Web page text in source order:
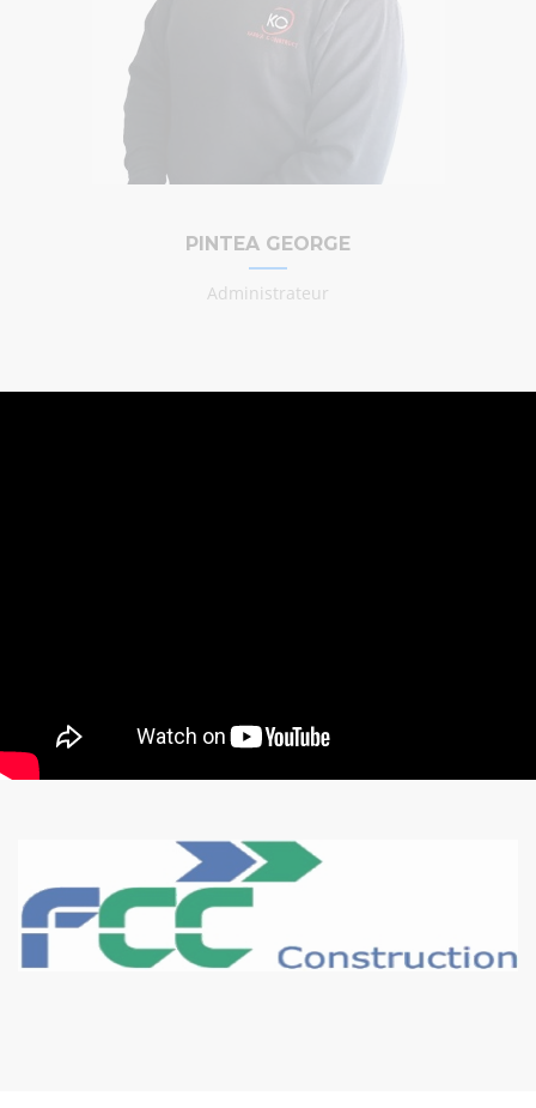
PINTEA GEORGE
Administrateur